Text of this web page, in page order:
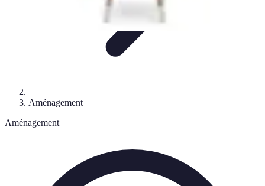
Aménagement
Aménagement